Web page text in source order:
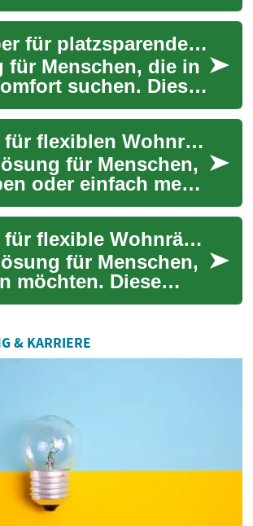
Klappbetten: Der ultimative Ratgeber für platzsparende Schlafmöglichkeiten
Menschen, die in
suchen. Diese
Klappbetten: Praktische Lösungen für flexiblen Wohnraum
für Menschen,
oder einfach mehr
Klappbetten: Praktische Lösungen für flexible Wohnräume
für Menschen,
möchten. Diese
& KARRIERE